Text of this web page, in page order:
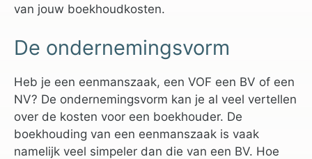
van jouw boekhoudkosten.
De ondernemingsvorm
Heb je een eenmanszaak, een VOF een BV of een
NV? De ondernemingsvorm kan je al veel vertellen
over de kosten voor een boekhouder. De
boekhouding van een eenmanszaak is vaak
namelijk veel simpeler dan die van een BV. Hoe